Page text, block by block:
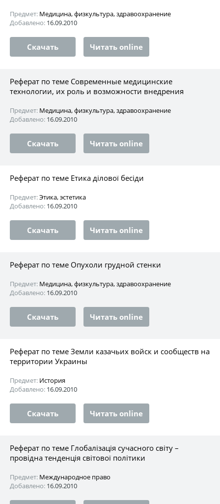
Предмет: Медицина, физкультура, здравоохранение
Добавлено: 16.09.2010
Скачать Читать online
Реферат по теме Современные медицинские
технологии, их роль и возможности внедрения
Предмет: Медицина, физкультура, здравоохранение
Добавлено: 16.09.2010
Скачать Читать online
Реферат по теме Етика ділової бесіди
Предмет:Этика, эстетика
Добавлено: 16.09.2010
Скачать Читать online
Реферат по теме Опухоли грудной стенки
Предмет: Медицина, физкультура, здравоохранение
Добавлено: 16.09.2010
Скачать Читать online
Реферат по теме Земли казачьих войск и сообществ на
территории Украины
Предмет: История
Добавлено: 16.09.2010
Скачать Читать online
Реферат по теме Глобалізація сучасного світу –
провідна тенденція світової політики
Предмет: Международное право
Добавлено: 16.09.2010